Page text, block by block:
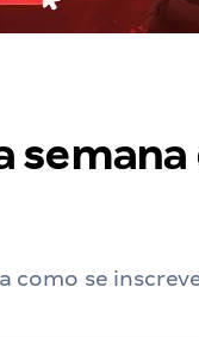
semana
como se